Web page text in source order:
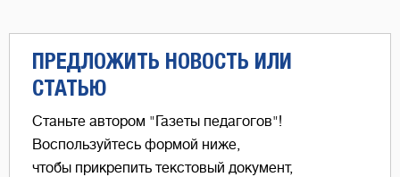
ПРЕДЛОЖИТЬ НОВОСТЬ ИЛИ
СТАТЬЮ
Станьте автором "Газеты педагогов"!
Воспользуйтесь формой ниже,
чтобы прикрепить текстовый документ,